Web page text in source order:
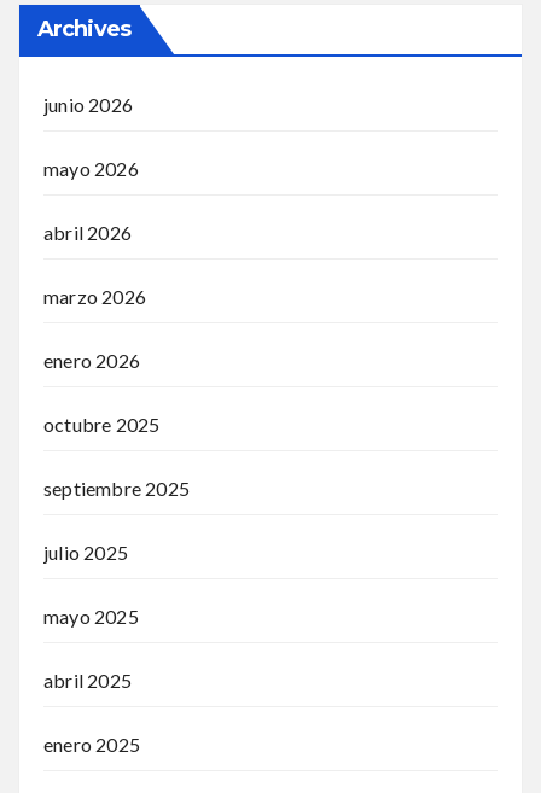
Archives
junio 2026
mayo 2026
abril 2026
marzo 2026
enero 2026
octubre 2025
septiembre 2025
julio 2025
mayo 2025
abril 2025
enero 2025